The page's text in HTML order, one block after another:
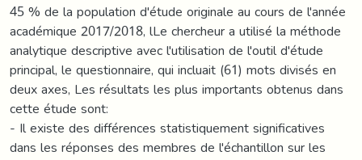
45 % de la population d'étude originale au cours de l'année
académique 2017/2018, lLe chercheur a utilisé la méthode
analytique descriptive avec l'utilisation de l'outil d'étude
principal, le questionnaire, qui incluait (61) mots divisés en
deux axes, Les résultats les plus importants obtenus dans
cette étude sont:
- Il existe des différences statistiquement significatives
dans les réponses des membres de l'échantillon sur les